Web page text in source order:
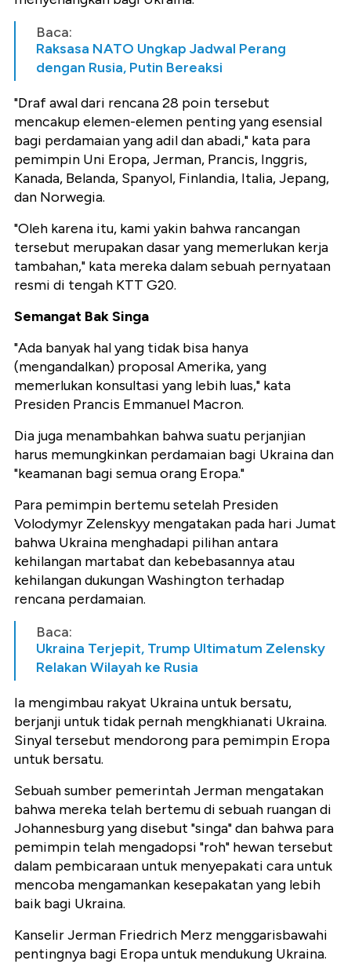
Baca:
Raksasa NATO Ungkap Jadwal Perang
dengan Rusia, Putin Bereaksi
"Draf awal dari rencana 28 poin tersebut
mencakup elemen-elemen penting yang esensial
bagi perdamaian yang adil dan abadi," kata para
pemimpin Uni Eropa, Jerman, Prancis, Inggris,
Kanada, Belanda, Spanyol, Finlandia, Italia, Jepang,
dan Norwegia.
"Oleh karena itu, kami yakin bahwa rancangan
tersebut merupakan dasar yang memerlukan kerja
tambahan," kata mereka dalam sebuah pernyataan
resmi di tengah KTT G20.
Semangat Bak Singa
"Ada banyak hal yang tidak bisa hanya
(mengandalkan) proposal Amerika, yang
memerlukan konsultasi yang lebih luas," kata
Presiden Prancis Emmanuel Macron.
Dia juga menambahkan bahwa suatu perjanjian
harus memungkinkan perdamaian bagi Ukraina dan
"keamanan bagi semua orang Eropa."
Para pemimpin bertemu setelah Presiden
Volodymyr Zelenskyy mengatakan pada hari Jumat
bahwa Ukraina menghadapi pilihan antara
kehilangan martabat dan kebebasannya atau
kehilangan dukungan Washington terhadap
rencana perdamaian.
Baca:
Ukraina Terjepit, Trump Ultimatum Zelensky
Relakan Wilayah ke Rusia
Ia mengimbau rakyat Ukraina untuk bersatu,
berjanji untuk tidak pernah mengkhianati Ukraina.
Sinyal tersebut mendorong para pemimpin Eropa
untuk bersatu.
Sebuah sumber pemerintah Jerman mengatakan
bahwa mereka telah bertemu di sebuah ruangan di
Johannesburg yang disebut "singa" dan bahwa para
pemimpin telah mengadopsi "roh" hewan tersebut
dalam pembicaraan untuk menyepakati cara untuk
mencoba mengamankan kesepakatan yang lebih
baik bagi Ukraina.
Kanselir Jerman Friedrich Merz menggarisbawahi
pentingnya bagi Eropa untuk mendukung Ukraina.